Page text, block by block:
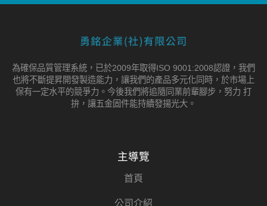
為確保品質管理系統，已於2009年取得ISO 9001:2008認證，我們
也將不斷提昇開發製造能力，讓我們的產品多元化同時，於市場上
保有一定水平的競爭力。今後我們將追隨同業前輩腳步，努力 打
拚，讓五金固件能持續發揚光大。
主導覽
首頁
公司介紹